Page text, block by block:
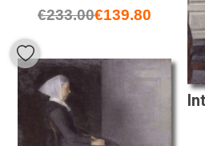
€233.00€139.80